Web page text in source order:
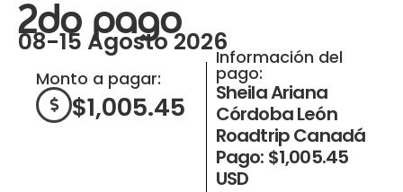
2do pago
08-15 Agosto 2026
Monto a pagar:
$1,005.45
Información del
pago:
Sheila Ariana
Córdoba León
Roadtrip Canadá
Pago: $1,005.45
USD